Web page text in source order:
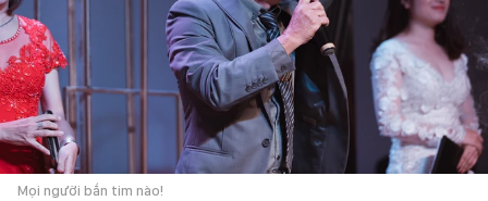
Mọi người bắn tim nào!